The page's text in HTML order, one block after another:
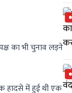
का भी चुनाव लड़ने
हादसे में हुई थी एक